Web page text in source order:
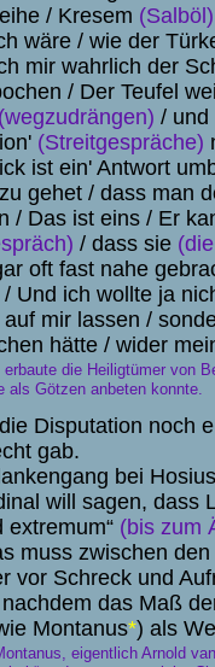
/ Kresem (Salböl)
wäre / wie der
mir wahrlich der
/ Der Teufel
(wegzudrängen) / und
(Streitgespräche)
ist ein' Antwort
gehet / dass man
/ Das ist eins / Er
/ dass sie
oft fast nahe
Und ich wollte ja
auf mir lassen /
hätte / wider
erbaute die Heiligtümer von
als Götzen anbeten konnte.
Disputation noch
gab.
bei
will sagen, dass
extremum“ (bis zum
muss zwischen
vor Schreck und
das Maß
Montanus*) als
, eigentlich Arnold